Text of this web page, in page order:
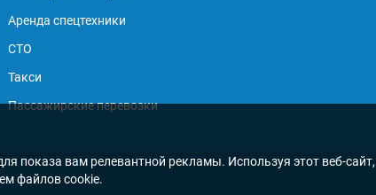
Аренда спецтехники
СТО
Такси
Пассажирские перевозки
показа вам релевантной рекламы. Используя этот веб-
файлов cookie.